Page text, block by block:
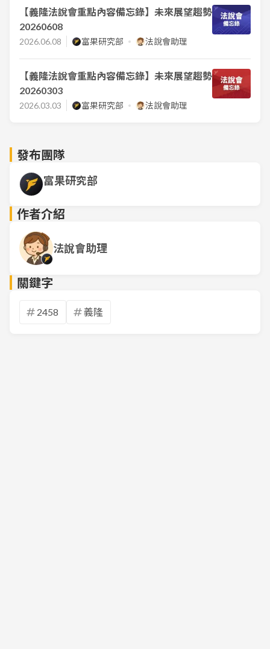
【義隆法說會重點內容備忘錄】未來展望趨勢
20260608
2026.06.08 富果研究部 法說會助理
【義隆法說會重點內容備忘錄】未來展望趨勢
20260303
2026.03.03 富果研究部 法說會助理
發布團隊
富果研究部
作者介紹
法說會助理
關鍵字
2458 義隆